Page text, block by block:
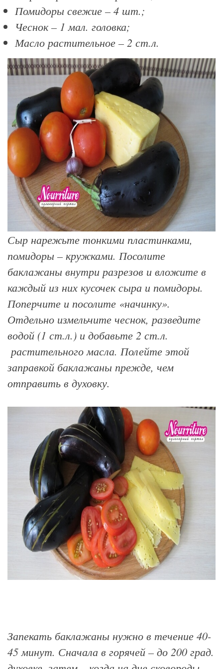
Помидоры свежие – 4 шт.;
Чеснок – 1 мал. головка;
Масло растительное – 2 ст.л.
Сыр нарежьте тонкими пластинками,
помидоры – кружками. Посолите
баклажаны внутри разрезов и вложите в
каждый из них кусочек сыра и помидоры.
Поперчите и посолите «начинку».
Отдельно измельчите чеснок, разведите
водой (1 ст.л.) и добавьте 2 ст.л.
растительного масла. Полейте этой
заправкой баклажаны прежде, чем
отправить в духовку.
Запекать баклажаны нужно в течение 40-
45 минут. Сначала в горячей – до 200 град.